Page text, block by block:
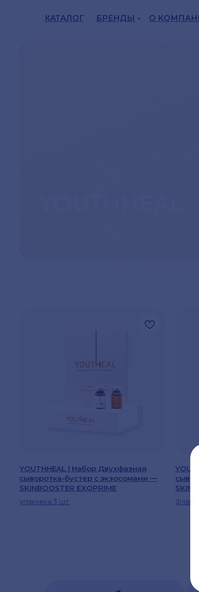
О
БРЕНДЫ
КАТАЛОГ
YOUTHHEAL | Набор Двухфазная
сыворотка-бустер с экзосомами —
SKINBOOSTER EXOPRIME
упаковка 3 шт.